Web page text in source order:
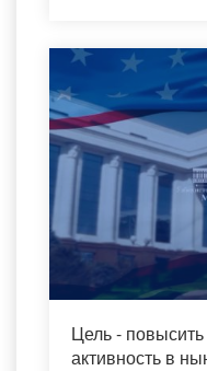
Цель -
активность в